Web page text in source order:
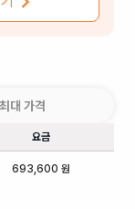
최대 가격
요금
693,600 원